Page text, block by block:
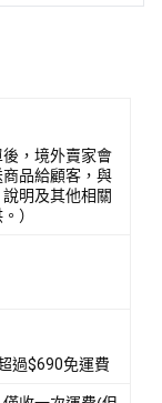
後，境外賣家會
品給顧客，與
明及其他相關
）
過$690免運費